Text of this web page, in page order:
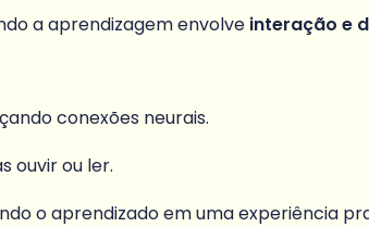
a aprendizagem envolve interação e
conexões neurais.
ouvir ou ler.
o aprendizado em uma experiência